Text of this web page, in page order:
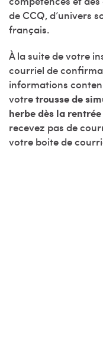
de CCQ, d’univers
français.
À la suite de votre
courriel de
informations
votretrousse de
herbe dès la
recevez pas de
votre boite de